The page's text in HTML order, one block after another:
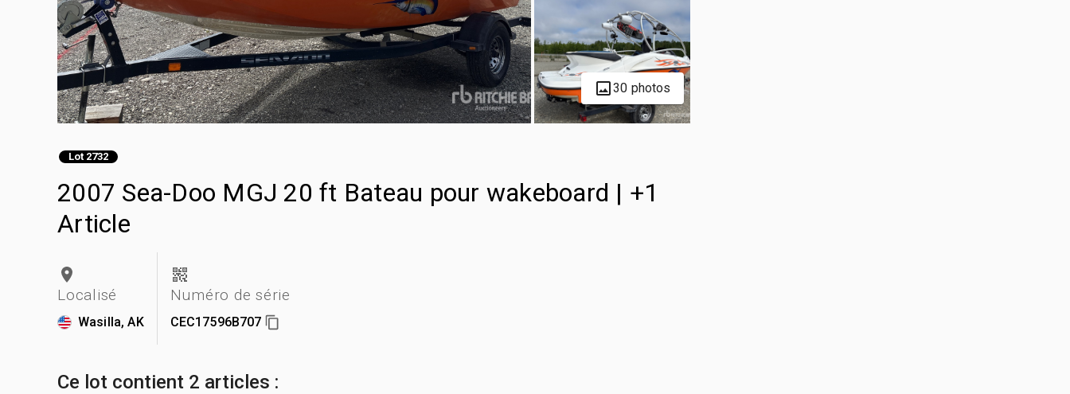
30 photos
Lot 2732
2007 Sea-Doo MGJ 20 ft Bateau pour wakeboard | +1
Article
Localisé
Wasilla, AK
Numéro de série
CEC17596B707
Ce lot contient 2 articles :